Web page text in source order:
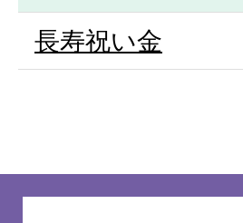
長寿祝い金